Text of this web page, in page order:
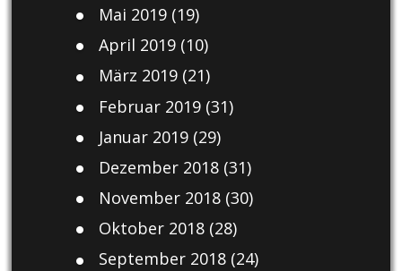
Mai 2019(19)
April 2019(10)
März 2019(21)
Februar 2019(31)
Januar 2019(29)
Dezember 2018(31)
November 2018(30)
Oktober 2018(28)
September 2018(24)